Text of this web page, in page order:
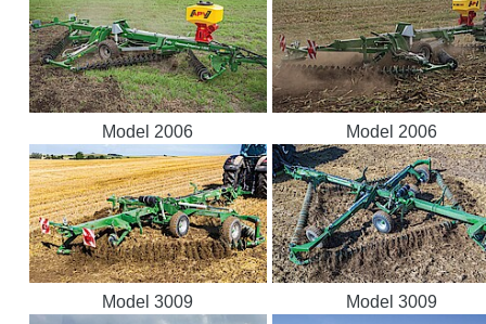
Model 2006 Model 2006
Model 3009 Model 3009